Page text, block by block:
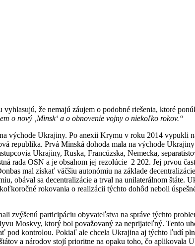
že nemajú záujem o podobné riešenia, ktoré
o nový ‚Minsk‘ a o obnovenie vojny o niekoľko rokov.“
východe Ukrajiny. Po anexii Krymu v roku 2014 vypukli
republika. Prvá Minská dohoda mala na východe
Ukrajiny, Ruska, Francúzska, Nemecka,
rada OSN a je obsahom jej rezolúcie 2 202. Jej prvou
mal získať väčšiu autonómiu na základe
obával sa decentralizácie a trval na unilaterálnom štáte.
rokovania o realizácii týchto dohôd neboli
zvýšenú participáciu obyvateľstva na správe týchto
Moskvy, ktorý bol považovaný za neprijateľný. Tento
pod kontrolou. Pokiaľ ale chcela Ukrajina aj týchto ľudí
a národov stojí prioritne na opaku toho, čo aplikovala